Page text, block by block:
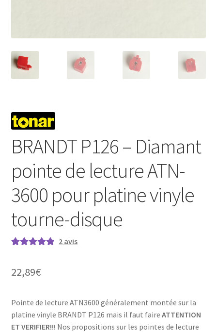
BRANDT P126 – Diamant
pointe de lecture ATN-
3600 pour platine vinyle
tourne-disque
notations
2 avis
22,89€
Pointe de lecture ATN3600 généralement montée sur la
platine vinyle BRANDT P126 mais il faut faire ATTENTION
ET VERIFIER!!! Nos propositions sur les pointes de lecture